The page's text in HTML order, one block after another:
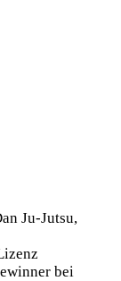
Ju-Jutsu,
bei